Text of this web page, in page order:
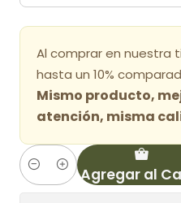
Al comprar en nuestra
hasta un 10%
Mismo producto,
atención, misma
Cantidad Agregar al